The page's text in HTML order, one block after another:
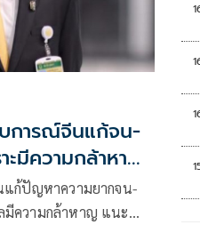
การณ์จีนแก้จน-
ะมีความกล้าหาญ
แก้ปัญหาความยากจน-
มีความกล้าหาญ แนะ